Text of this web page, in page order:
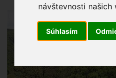
návštevnosti
Súhlasím